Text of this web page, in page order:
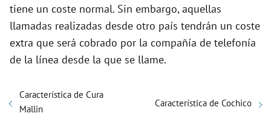
tiene un coste normal. Sin embargo, aquellas
llamadas realizadas desde otro país tendrán un coste
extra que será cobrado por la compañía de telefonía
de la línea desde la que se llame.
Característica de Cura
Mallin
Característica de Cochico